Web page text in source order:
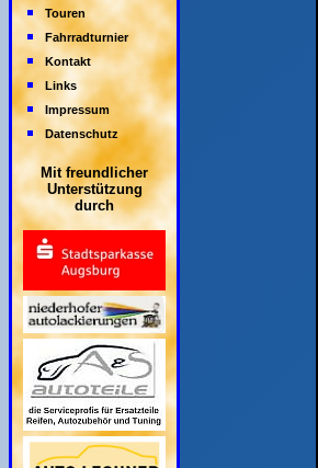
Touren
Fahrradturnier
Kontakt
Links
Impressum
Datenschutz
Mit freundlicher
Unterstützung
durch